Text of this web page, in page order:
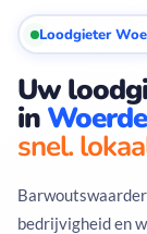
Loodgieter
Uw
in
snel.
bedrijvigheid en